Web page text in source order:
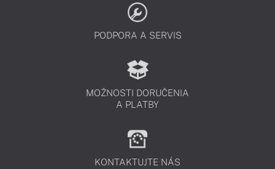
PODPORA A SERVIS
MOŽNOSTI DORUČENIA
A PLATBY
KONTAKTUJTE NÁS